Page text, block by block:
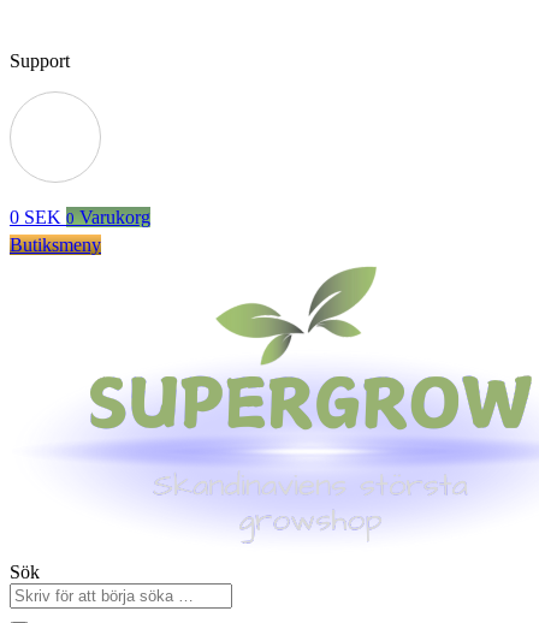
Support
0 SEK 0 Varukorg
Butiksmeny
Sök